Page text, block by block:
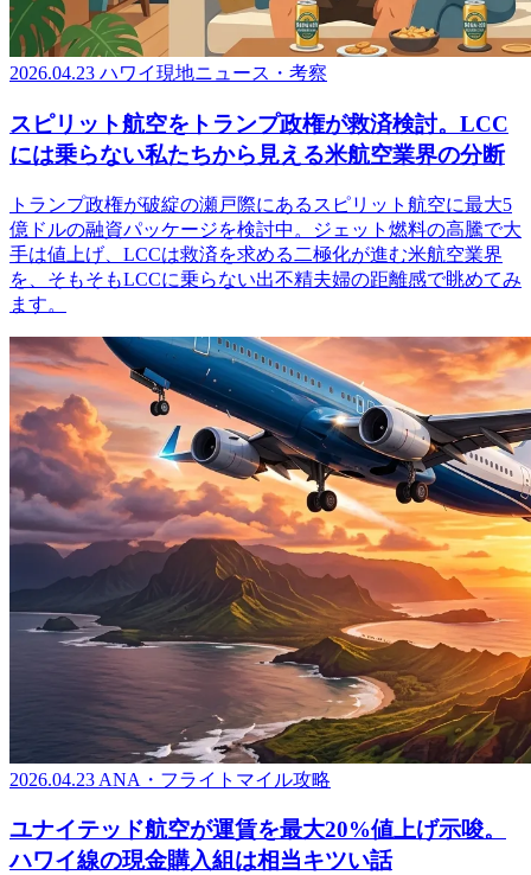
2026.04.23 ハワイ現地ニュース・考察
スピリット航空をトランプ政権が救済検討。LCC
には乗らない私たちから見える米航空業界の分断
トランプ政権が破綻の瀬戸際にあるスピリット航空に最大5
億ドルの融資パッケージを検討中。ジェット燃料の高騰で大
手は値上げ、LCCは救済を求める二極化が進む米航空業界
を、そもそもLCCに乗らない出不精夫婦の距離感で眺めてみ
ます。
2026.04.23 ANA・フライトマイル攻略
ユナイテッド航空が運賃を最大20%値上げ示唆。
ハワイ線の現金購入組は相当キツい話